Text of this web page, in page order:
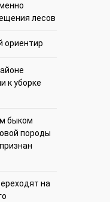
лесов
ориентир
к уборке
быком
породы
на